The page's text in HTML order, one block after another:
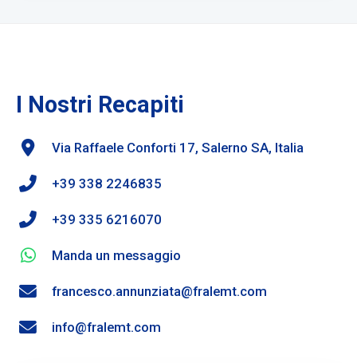
I Nostri Recapiti
Via Raffaele Conforti 17, Salerno SA, Italia
+39 338 2246835
+39 335 6216070
Manda un messaggio
francesco.annunziata@fralemt.com
info@fralemt.com